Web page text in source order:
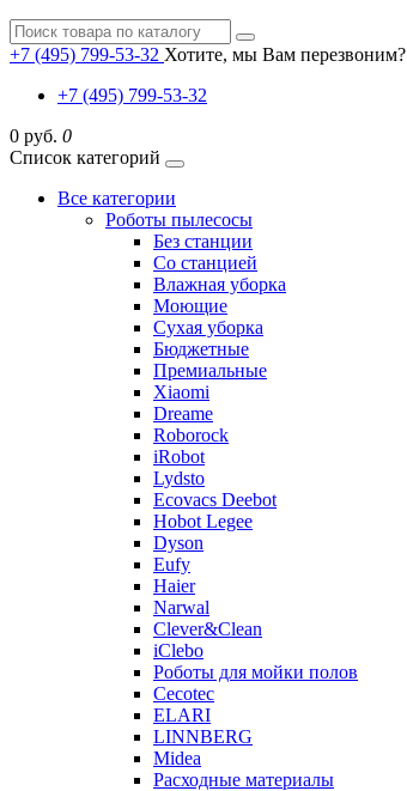
+7 (495) 799-53-32 Хотите, мы Вам перезвоним?
+7 (495) 799-53-32
0 руб. 0
Список категорий
Все категории
Роботы пылесосы
Без станции
Со станцией
Влажная уборка
Моющие
Сухая уборка
Бюджетные
Премиальные
Xiaomi
Dreame
Roborock
iRobot
Lydsto
Ecovacs Deebot
Hobot Legee
Dyson
Eufy
Haier
Narwal
Clever&Clean
iClebo
Роботы для мойки полов
Cecotec
ELARI
LINNBERG
Midea
Расходные материалы